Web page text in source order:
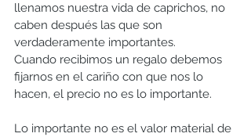
llenamos nuestra vida de caprichos, no
caben después las que son
verdaderamente importantes.
Cuando recibimos un regalo debemos
fijarnos en el cariño con que nos lo
hacen, el precio no es lo importante.
Lo importante no es el valor material de